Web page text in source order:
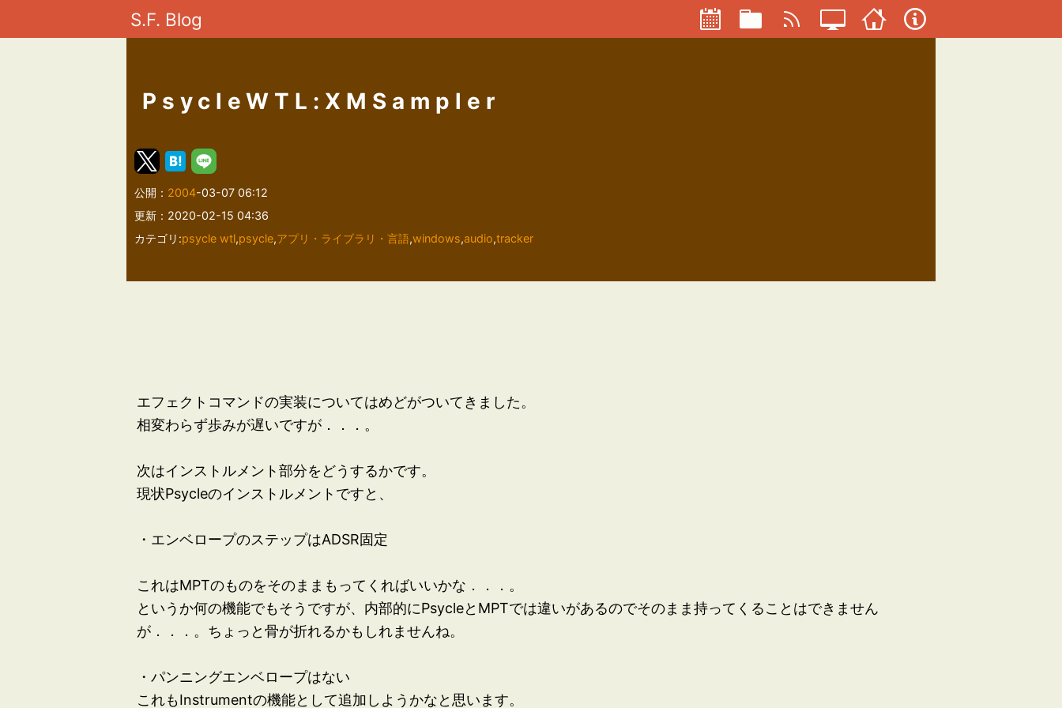
S.F. Blog
PsycleWTL:XMSampler
公開： 2004-03-07 06:12
更新：2020-02-15 04:36
カテゴリ:psycle wtl,psycle,アプリ・ライブラリ・言語,windows,audio,tracker
エフェクトコマンドの実装についてはめどがついてきました。
相変わらず歩みが遅いですが．．．。
次はインストルメント部分をどうするかです。
現状Psycleのインストルメントですと、
・エンベロープのステップはADSR固定
これはMPTのものをそのままもってくればいいかな．．．。
というか何の機能でもそうですが、内部的にPsycleとMPTでは違いがあるのでそのまま持ってくることはできません
が．．．。ちょっと骨が折れるかもしれませんね。
・パンニングエンベロープはない
これもInstrumentの機能として追加しようかなと思います。